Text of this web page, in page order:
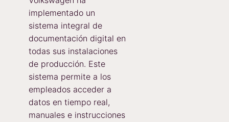
implementado un
sistema integral de
documentación digital en
todas sus instalaciones
de producción. Este
sistema permite a los
empleados acceder a
datos en tiempo real,
manuales e instrucciones